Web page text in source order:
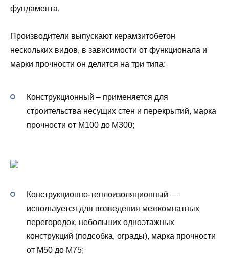
фундамента.
Производители выпускают керамзитобетон
нескольких видов, в зависимости от функционала и
марки прочности он делится на три типа:
Конструкционный – применяется для
строительства несущих стен и перекрытий, марка
прочности от М100 до М300;
Конструкционно-теплоизоляционный —
используется для возведения межкомнатных
перегородок, небольших одноэтажных
конструкций (подсобка, ограды), марка прочности
от М50 до М75;